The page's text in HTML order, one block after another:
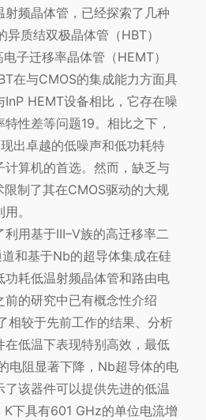
射频晶体管，已经探索了几种
质结双极晶体管（HBT）
子迁移率晶体管（HEMT）
在与CMOS的集成能力方面具
HEMT设备相比，它存在噪
性差等问题19。相比之下，
出卓越的低噪声和低功耗特
算机的首选。然而，缺乏与
限制了其在CMOS驱动的大规
。
用基于III–V族的高迁移率二
和基于Nb的超导体集成在硅
耗低温射频晶体管和路由电
前的研究中已有概念性介绍
相较于先前工作的结果、分析
低温下表现特别高效，最低
电阻显著下降，Nb超导体的电
了该器件可以提供先进的低温
下具有601 GHz的单位电流增